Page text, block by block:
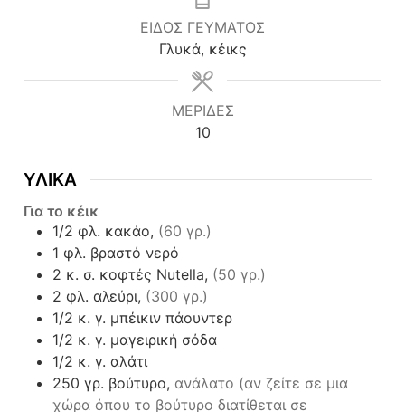
ΕΙΔΟΣ ΓΕΥΜΑΤΟΣ
Γλυκά, κέικς
ΜΕΡΙΔΕΣ
10
ΥΛΙΚΑ
Για το κέικ
1/2 φλ. κακάο, (60 γρ.)
1 φλ. βραστό νερό
2 κ. σ. κοφτές Nutella, (50 γρ.)
2 φλ. αλεύρι, (300 γρ.)
1/2 κ. γ. μπέικιν πάουντερ
1/2 κ. γ. μαγειρική σόδα
1/2 κ. γ. αλάτι
250 γρ. βούτυρο, ανάλατο (αν ζείτε σε μια
χώρα όπου το βούτυρο διατίθεται σε